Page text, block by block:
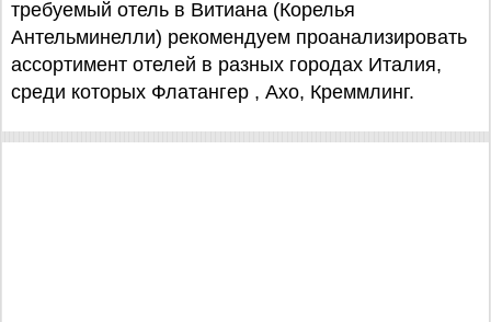
требуемый отель в Витиана (Корелья
Антельминелли) рекомендуем проанализировать
ассортимент отелей в разных городах Италия,
среди которых Флатангер , Ахо, Креммлинг.